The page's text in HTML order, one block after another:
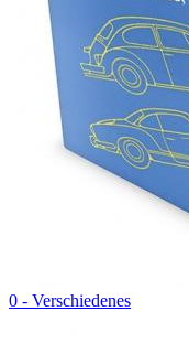
0 - Verschiedenes